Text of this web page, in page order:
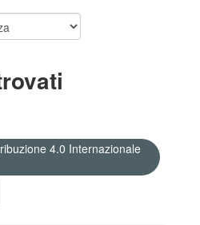
4.0 Internazionale